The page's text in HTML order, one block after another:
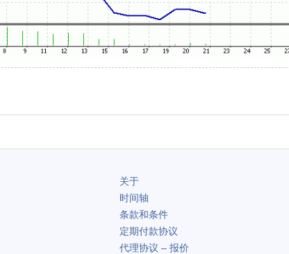
关于
时间轴
条款和条件
定期付款协议
代理协议 – 报价